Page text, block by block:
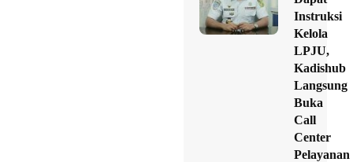
Instruksi
Kelola
LPJU,
Kadishub
Langsung
Buka
Call
Center
Pelayanan